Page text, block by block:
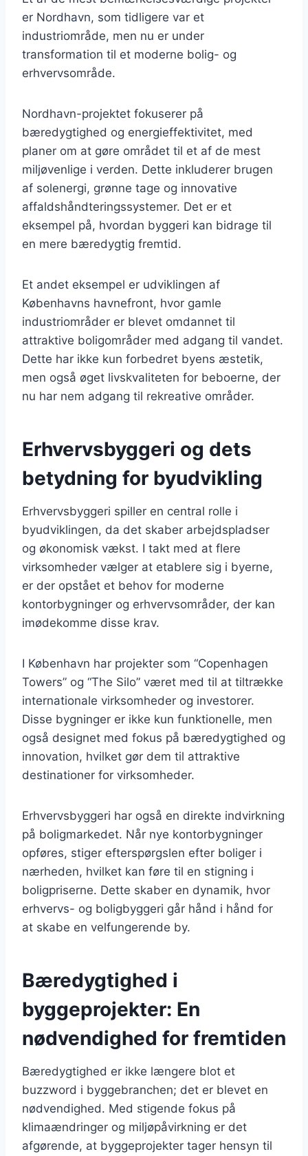
er Nordhavn, som tidligere var et
industriområde, men nu er under
transformation til et moderne bolig- og
erhvervsområde.
Nordhavn-projektet fokuserer på
bæredygtighed og energieffektivitet, med
planer om at gøre området til et af de mest
miljøvenlige i verden. Dette inkluderer brugen
af solenergi, grønne tage og innovative
affaldshåndteringssystemer. Det er et
eksempel på, hvordan byggeri kan bidrage til
en mere bæredygtig fremtid.
Et andet eksempel er udviklingen af
Københavns havnefront, hvor gamle
industriområder er blevet omdannet til
attraktive boligområder med adgang til vandet.
Dette har ikke kun forbedret byens æstetik,
men også øget livskvaliteten for beboerne, der
nu har nem adgang til rekreative områder.
Erhvervsbyggeri og dets
betydning for byudvikling
Erhvervsbyggeri spiller en central rolle i
byudviklingen, da det skaber arbejdspladser
og økonomisk vækst. I takt med at flere
virksomheder vælger at etablere sig i byerne,
er der opstået et behov for moderne
kontorbygninger og erhvervsområder, der kan
imødekomme disse krav.
I København har projekter som “Copenhagen
Towers” og “The Silo” været med til at tiltrække
internationale virksomheder og investorer.
Disse bygninger er ikke kun funktionelle, men
også designet med fokus på bæredygtighed og
innovation, hvilket gør dem til attraktive
destinationer for virksomheder.
Erhvervsbyggeri har også en direkte indvirkning
på boligmarkedet. Når nye kontorbygninger
opføres, stiger efterspørgslen efter boliger i
nærheden, hvilket kan føre til en stigning i
boligpriserne. Dette skaber en dynamik, hvor
erhvervs- og boligbyggeri går hånd i hånd for
at skabe en velfungerende by.
Bæredygtighed i
byggeprojekter: En
nødvendighed for fremtiden
Bæredygtighed er ikke længere blot et
buzzword i byggebranchen; det er blevet en
nødvendighed. Med stigende fokus på
klimaændringer og miljøpåvirkning er det
afgørende, at byggeprojekter tager hensyn til